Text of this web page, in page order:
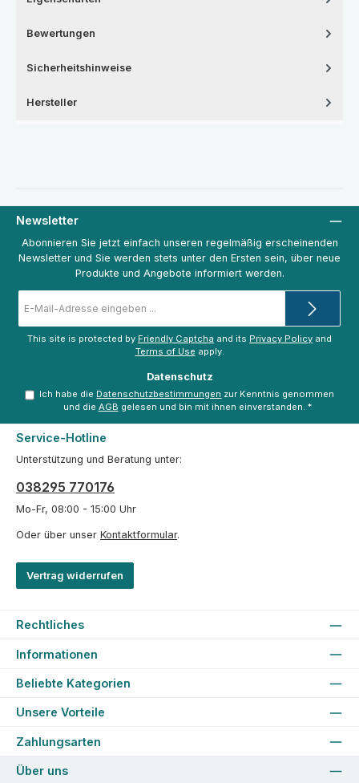
Bewertungen
Sicherheitshinweise
Hersteller
Newsletter
Abonnieren Sie jetzt einfach unseren regelmäßig erscheinenden
Newsletter und Sie werden stets unter den Ersten sein, über neue
Produkte und Angebote informiert werden.
Mail-
Adresse
This site is protected by Friendly Captcha and its Privacy Policy and
Terms of Use apply.
Datenschutz
Ich habe die Datenschutzbestimmungen zur Kenntnis genommen
und die AGB gelesen und bin mit ihnen einverstanden. *
Service-Hotline
Unterstützung und Beratung unter:
038295 770176
Mo-Fr, 08:00 - 15:00 Uhr
Oder über unser Kontaktformular.
Vertrag widerrufen
Rechtliches
Informationen
Beliebte Kategorien
Unsere Vorteile
Zahlungsarten
Über uns